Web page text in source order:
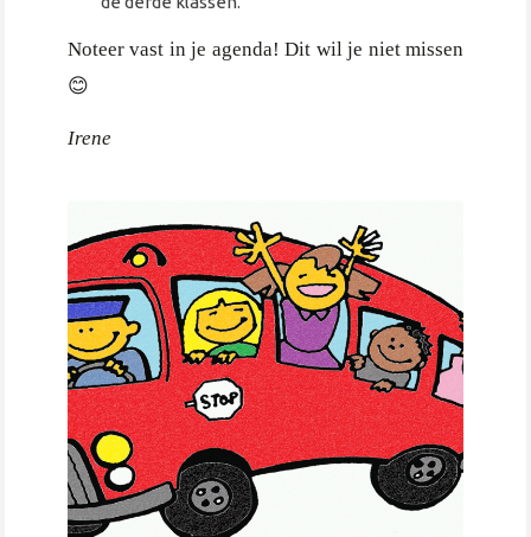
Noteer vast in je agenda! Dit wil je niet missen
😊
Irene